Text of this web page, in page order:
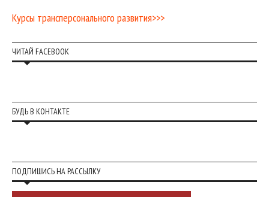
Курсы трансперсонального развития>>>
ЧИТАЙ FACEBOOK
БУДЬ В КОНТАКТЕ
ПОДПИШИСЬ НА РАССЫЛКУ